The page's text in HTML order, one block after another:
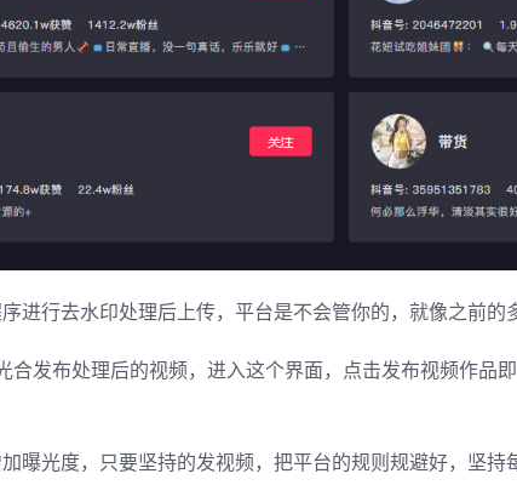
进行去水印处理后上传，平台是不会管你的，就像之前的
合发布处理后的视频，进入这个界面，点击发布视频作品
曝光度，只要坚持的发视频，把平台的规则规避好，坚持